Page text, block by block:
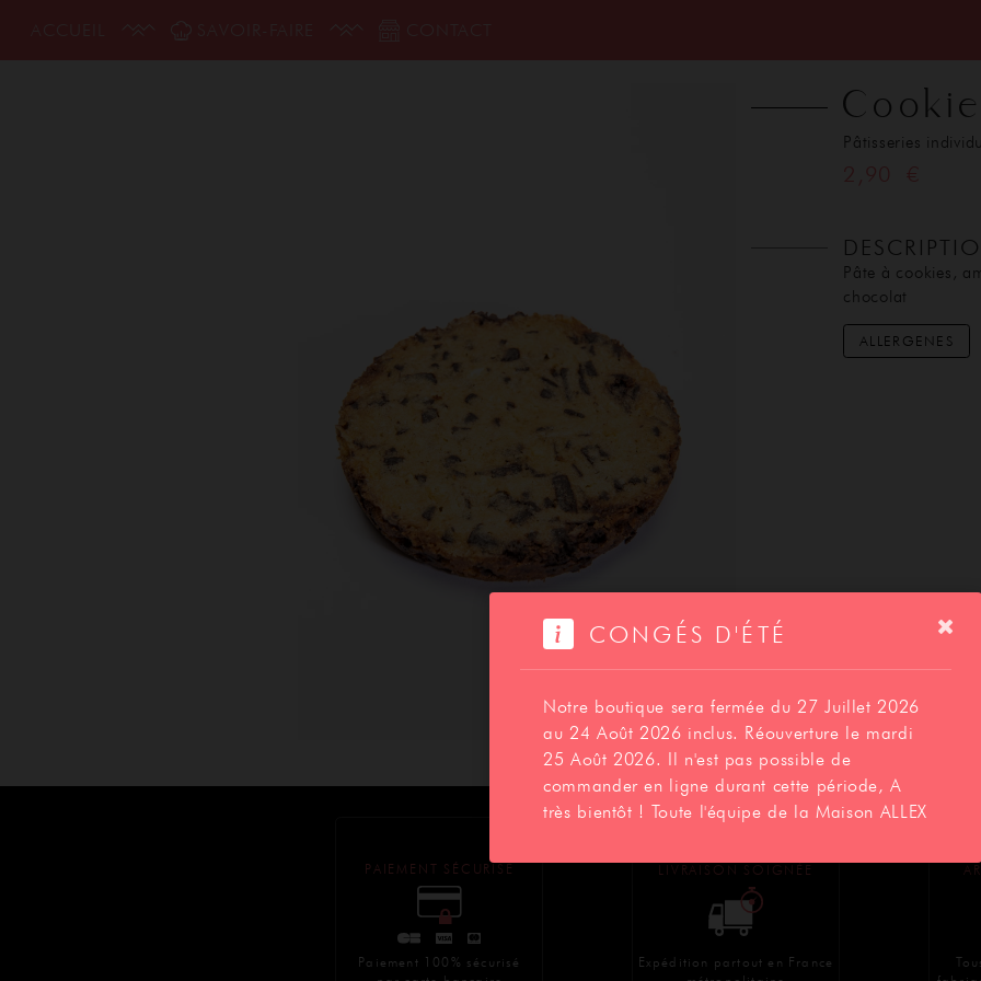
Photo et emballage non contractuel
Pâtisseries
Pâte à cookies,
chocolat
ALLERGENES
PAIEMENT SÉCURISÉ
Paiement 100% sécurisé
LIVRAISON SOIGNÉE
Expédition partout en France
CONGÉS D'ÉTÉ
Notre boutique sera fermée du 27 Juillet 2026
au 24 Août 2026 inclus. Réouverture le mardi
25 Août 2026. Il n'est pas possible de
commander en ligne durant cette période, A
très bientôt ! Toute l'équipe de la Maison ALLEX